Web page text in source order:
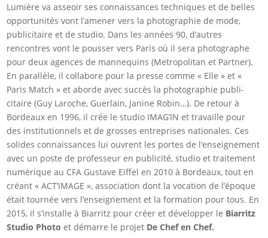
Lumière va asseoir ses connaissances techniques et de belles
opportunités vont l’amener vers la photographie de mode,
publicitaire et de studio. Dans les années 90, d’autres
rencontres vont le pousser vers Paris où il sera photographe
pour deux agences de mannequins (Metropolitan et Partner).
En parallèle, il collabore pour la presse comme « Elle » et «
Paris Match » et aborde avec succès la photographie publi-
citaire (Guy Laroche, Guerlain, Janine Robin…). De retour à
Bordeaux en 1996, il crée le studio IMAG’IN et travaille pour
des institutionnels et de grosses entreprises nationales. Ces
solides connaissances lui ouvrent les portes de l’enseignement
avec un poste de professeur en publicité, studio et traitement
numérique au CFA Gustave Eiffel en 2010 à Bordeaux, tout en
créant « ACT’IMAGE », association dont la vocation de l’époque
était tournée vers l’enseignement et la formation pour tous. En
2015, il s’installe à Biarritz pour créer et développer le Biarritz
Studio Photo et démarre le projet De Chef en Chef.